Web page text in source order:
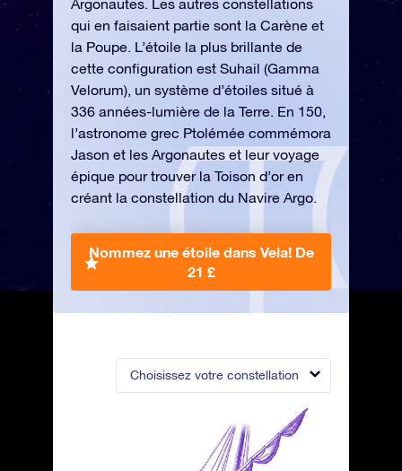
Choisissez votre constellation
Argonautes. Les autres constellations
qui en faisaient partie sont la Carène et
la Poupe. L’étoile la plus brillante de
cette configuration est Suhail (Gamma
Velorum), un système d’étoiles situé à
336 années-lumière de la Terre. En 150,
l’astronome grec Ptolémée commémora
Jason et les Argonautes et leur voyage
épique pour trouver la Toison d’or en
créant la constellation du Navire Argo.
Nommez une étoile dans Vela! De
21 £